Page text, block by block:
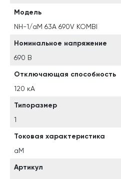
Модель
NH-1/aM 63A 690V KOMBI
Номинальное напряжение
690 В
Отключающая способность
120 кА
Типоразмер
1
Токовая характеристика
aM
Артикул